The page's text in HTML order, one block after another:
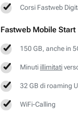
Corsi Fastweb
Fastweb Mobile Start
150 GB, anche in
Minuti illimitati
32 GB di roaming
WiFi-Calling